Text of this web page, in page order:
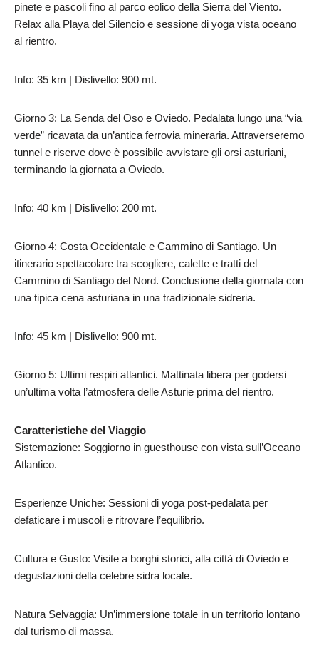
pinete e pascoli fino al parco eolico della Sierra del Viento.
Relax alla Playa del Silencio e sessione di yoga vista oceano
al rientro.
Info: 35 km | Dislivello: 900 mt.
Giorno 3: La Senda del Oso e Oviedo. Pedalata lungo una “via
verde” ricavata da un’antica ferrovia mineraria. Attraverseremo
tunnel e riserve dove è possibile avvistare gli orsi asturiani,
terminando la giornata a Oviedo.
Info: 40 km | Dislivello: 200 mt.
Giorno 4: Costa Occidentale e Cammino di Santiago. Un
itinerario spettacolare tra scogliere, calette e tratti del
Cammino di Santiago del Nord. Conclusione della giornata con
una tipica cena asturiana in una tradizionale sidreria.
Info: 45 km | Dislivello: 900 mt.
Giorno 5: Ultimi respiri atlantici. Mattinata libera per godersi
un’ultima volta l’atmosfera delle Asturie prima del rientro.
Caratteristiche del Viaggio
Sistemazione: Soggiorno in guesthouse con vista sull’Oceano
Atlantico.
Esperienze Uniche: Sessioni di yoga post-pedalata per
defaticare i muscoli e ritrovare l’equilibrio.
Cultura e Gusto: Visite a borghi storici, alla città di Oviedo e
degustazioni della celebre sidra locale.
Natura Selvaggia: Un’immersione totale in un territorio lontano
dal turismo di massa.